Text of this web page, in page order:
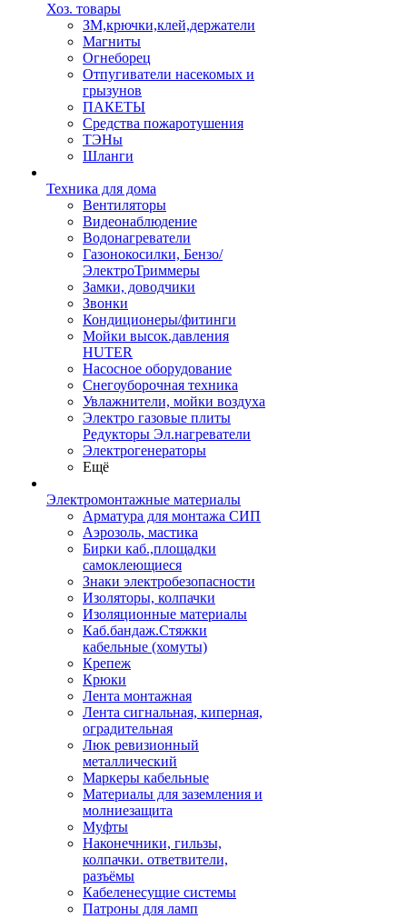
Хоз. товары
ЗМ,крючки,клей,держатели
Магниты
Огнеборец
Отпугиватели насекомых и
грызунов
ПАКЕТЫ
Средства пожаротушения
ТЭНы
Шланги
Техника для дома
Вентиляторы
Видеонаблюдение
Водонагреватели
Газонокосилки, Бензо/
ЭлектроТриммеры
Замки, доводчики
Звонки
Кондиционеры/фитинги
Мойки высок.давления
HUTER
Насосное оборудование
Снегоуборочная техника
Увлажнители, мойки воздуха
Электро газовые плиты
Редукторы Эл.нагреватели
Электрогенераторы
Ещё
Электромонтажные материалы
Арматура для монтажа СИП
Аэрозоль, мастика
Бирки каб.,площадки
самоклеющиеся
Знаки электробезопасности
Изоляторы, колпачки
Изоляционные материалы
Каб.бандаж.Стяжки
кабельные (хомуты)
Крепеж
Крюки
Лента монтажная
Лента сигнальная, киперная,
оградительная
Люк ревизионный
металлический
Маркеры кабельные
Материалы для заземления и
молниезащита
Муфты
Наконечники, гильзы,
колпачки. ответвители,
разъёмы
Кабеленесущие системы
Патроны для ламп